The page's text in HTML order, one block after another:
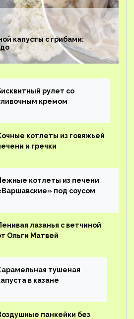
капусты с грибами:
рулет со
кремом
котлеты из говяжьей
и гречки
котлеты из печени
под соусом
лазанья с ветчиной
Ольги Матвей
тушеная
в казане
панкейки без